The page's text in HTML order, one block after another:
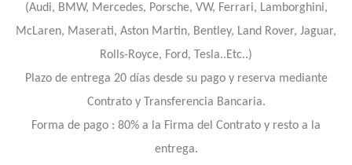
(Audi, BMW, Mercedes, Porsche, VW, Ferrari, Lamborghini,
McLaren, Maserati, Aston Martin, Bentley, Land Rover, Jaguar,
Rolls-Royce, Ford, Tesla..Etc..)
Plazo de entrega 20 días desde su pago y reserva mediante
Contrato y Transferencia Bancaria.
Forma de pago : 80% a la Firma del Contrato y resto a la
entrega.